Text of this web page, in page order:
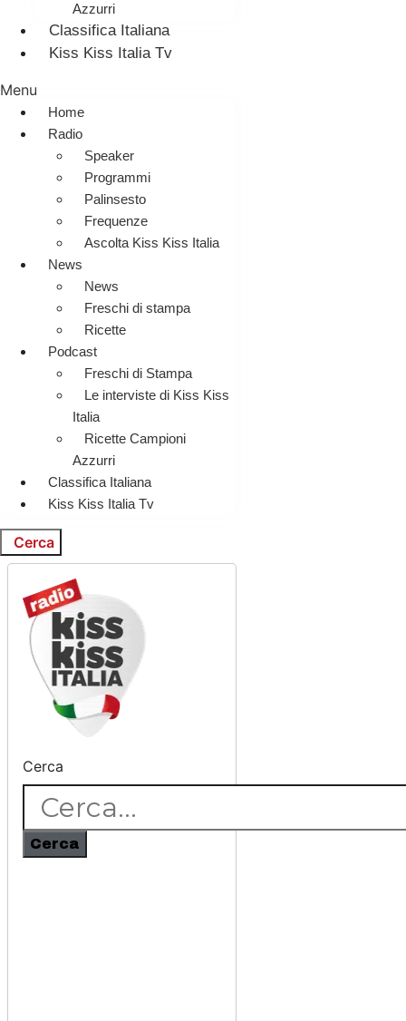
Azzurri
Classifica Italiana
Kiss Kiss Italia Tv
Menu
Home
Radio
Speaker
Programmi
Palinsesto
Frequenze
Ascolta Kiss Kiss Italia
News
News
Freschi di stampa
Ricette
Podcast
Freschi di Stampa
Le interviste di Kiss Kiss
Italia
Ricette Campioni
Azzurri
Classifica Italiana
Kiss Kiss Italia Tv
Cerca
Cerca
Cerca